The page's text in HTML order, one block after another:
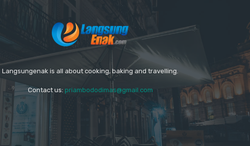
Langsungenak is all about cooking, baking and travelling.
Contact us: priambododimas@gmail.com